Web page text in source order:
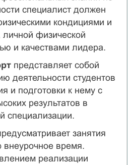
специалист должен
кондициями и
личной физической
и качествами лидера.
представляет собой
деятельности студентов
и подготовки к нему с
результатов в
специализации.
занятия
внеурочное время.
реализации